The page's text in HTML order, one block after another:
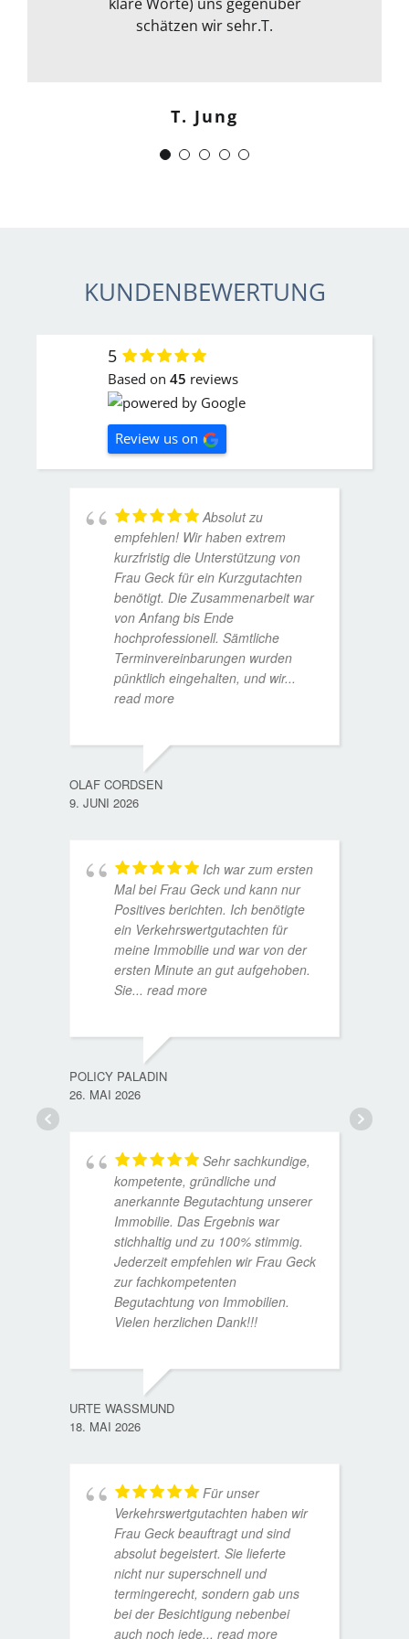
schätzen wir sehr.T.
T. Jung
weiterempfehlen. Weiter so !
J. Schwaber
KUNDENBEWERTUNG
5
Based on 45 reviews
Review us on
Absolut zu
empfehlen! Wir haben extrem
kurzfristig die Unterstützung von
Frau Geck für ein Kurzgutachten
benötigt. Die Zusammenarbeit war
von Anfang bis Ende
hochprofessionell. Sämtliche
Terminvereinbarungen wurden
pünktlich eingehalten, und wir...
read more
OLAF CORDSEN
9. JUNI 2026
Ich war zum ersten
Mal bei Frau Geck und kann nur
Positives berichten. Ich benötigte
ein Verkehrswertgutachten für
meine Immobilie und war von der
ersten Minute an gut aufgehoben.
Sie... read more
POLICY PALADIN
26. MAI 2026
Sehr sachkundige,
kompetente, gründliche und
anerkannte Begutachtung unserer
Immobilie. Das Ergebnis war
stichhaltig und zu 100% stimmig.
Jederzeit empfehlen wir Frau Geck
zur fachkompetenten
Begutachtung von Immobilien.
Vielen herzlichen Dank!!!
URTE WASSMUND
18. MAI 2026
Für unser
Verkehrswertgutachten haben wir
Frau Geck beauftragt und sind
absolut begeistert. Sie lieferte
nicht nur superschnell und
termingerecht, sondern gab uns
bei der Besichtigung nebenbei
auch noch jede... read more